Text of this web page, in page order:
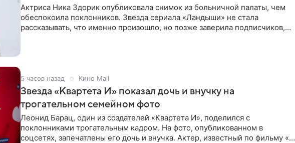
Актриса Ника Здорик опубликовала снимок из больничной палаты, чем
обеспокоила поклонников. Звезда сериала «Ландыши» не стала
рассказывать, что именно произошло, но позже заверила подписчиков,
5 часов назад Кино Mail
Звезда «Квартета И» показал дочь и внучку на
трогательном семейном фото
Леонид Барац, один из создателей «Квартета И», поделился с
поклонниками трогательным кадром. На фото, опубликованном в
соцсетях, запечатлены его дочь и внучка. Актер, известный по фильму «О